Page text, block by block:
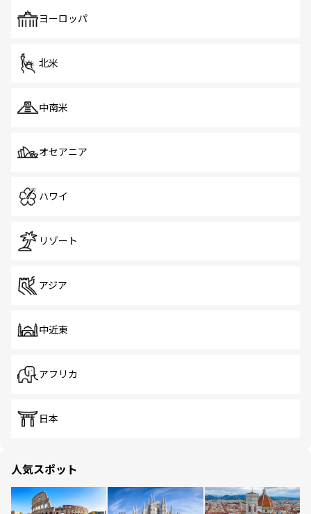
で、ホーカーズは地元の風情を楽しめる外せないスポット
ヨーロッパ
北米
中南米
オセアニア
ハワイ
リゾート
アジア
中近東
アフリカ
日本
人気スポット